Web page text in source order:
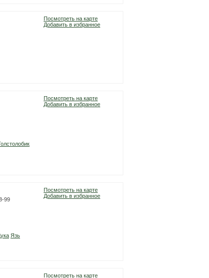
Посмотреть на карте
Добавить в избранное
Посмотреть на карте
Добавить в избранное
99
Язь
Посмотреть на карте
Добавить в избранное
Посмотреть на карте